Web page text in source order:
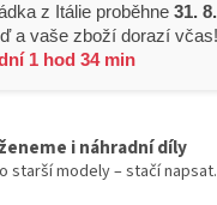
z Itálie proběhne 31.
a vaše zboží dorazí včas!
1 hod 34 min
i náhradní díly
starší modely – stačí napsat.